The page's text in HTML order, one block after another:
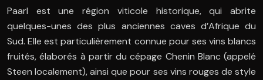
Paarl est une région viticole historique, qui abrite
quelques-unes des plus anciennes caves d’Afrique du
Sud. Elle est particulièrement connue pour ses vins blancs
fruités, élaborés à partir du cépage Chenin Blanc (appelé
Steen localement), ainsi que pour ses vins rouges de style